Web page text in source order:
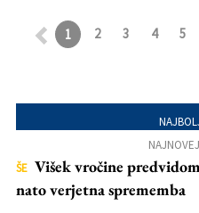
1 2 3 4 5
ŠE Višek vročine
nato verjetna sprememba